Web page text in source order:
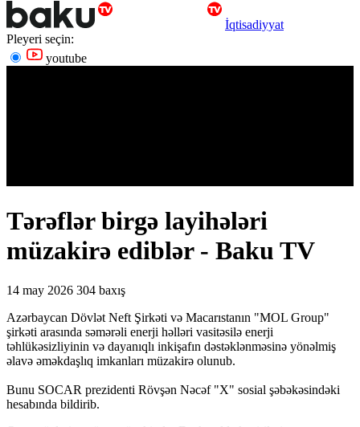
İqtisadiyyat
Pleyeri seçin:
youtube
Tərəflər birgə layihələri
müzakirə ediblər - Baku TV
14 may 2026 304 baxış
Azərbaycan Dövlət Neft Şirkəti və Macarıstanın "MOL Group"
şirkəti arasında səmərəli enerji həlləri vasitəsilə enerji
təhlükəsizliyinin və dayanıqlı inkişafın dəstəklənməsinə yönəlmiş
əlavə əməkdaşlıq imkanları müzakirə olunub.
Bunu SOCAR prezidenti Rövşən Nəcəf "X" sosial şəbəkəsindəki
hesabında bildirib.